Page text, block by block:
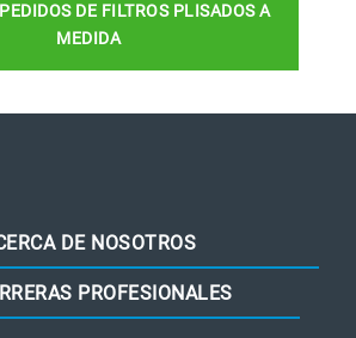
DE FILTROS PLISADOS A
MEDIDA
DE NOSOTROS
PROFESIONALES